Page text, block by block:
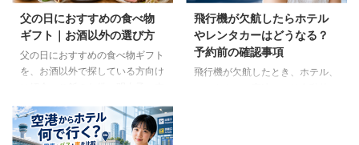
父の日におすすめの食べ物
ギフト｜お酒以外の選び方
父の日におすすめの食べ物ギフト
を、お酒以外で探している方向け
など、父の好みに合わせた選び方
と注意点を解説します。
飛行機が欠航したらホテル
やレンタカーはどうなる？
予約前の確認事項
飛行機が欠航したとき、ホテル、